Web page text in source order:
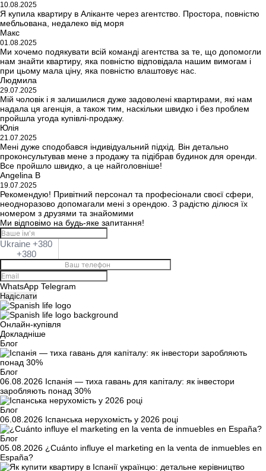
10.08.2025
Я купила квартиру в Аліканте через агентство. Простора, повністю
мебльована, недалеко від моря
Макс
01.08.2025
Ми хочемо подякувати всій команді агентства за те, що допомогли
нам знайти квартиру, яка повністю відповідала нашим вимогам і
при цьому мала ціну, яка повністю влаштовує нас.
Людмила
29.07.2025
Мій чоловік і я залишилися дуже задоволені квартирами, які нам
надала ця агенція, а також тим, наскільки швидко і без проблем
пройшла угода купівлі-продажу.
Юлія
21.07.2025
Мені дуже сподобався індивідуальний підхід. Він детально
проконсультував мене з продажу та підібрав будинок для оренди.
Все пройшло швидко, а це найголовніше!
Angelina B
19.07.2025
Рекомендую! Привітний персонал та професіонали своєї сфери,
неодноразово допомагали мені з орендою. З радістю ділюся їх
номером з друзями та знайомими
Ми відповімо на будь-яке запитання!
Ukraine +380
+380
WhatsApp Telegram
Надіслати
Онлайн-купівля
Докладніше
Блог
Блог
06.08.2026 Іспанія — тиха гавань для капіталу: як інвестори
заробляють понад 30%
Блог
06.08.2026 Іспанська нерухомість у 2026 році
Блог
05.08.2026 ¿Cuánto influye el marketing en la venta de inmuebles en
España?